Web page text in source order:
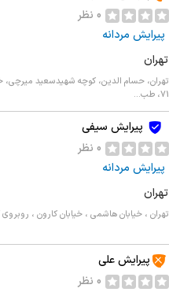
0 نظر
پیرایش مردانه
تهران
تهران، حسام الدین، کوچه شهیدسعید میرچی،
71، طب...
پیرایش سیفی
0 نظر
پیرایش مردانه
تهران
تهران ، خیابان هاشمی ، خیابان کارون ، روبروی
پیرایش علی
0 نظر